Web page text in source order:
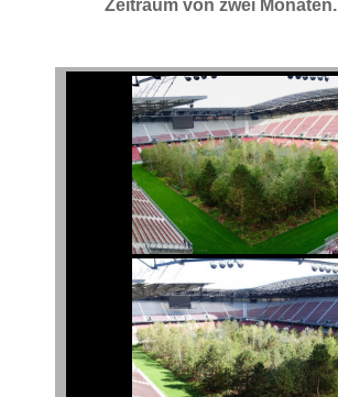
Zeitraum von zwei Monaten.